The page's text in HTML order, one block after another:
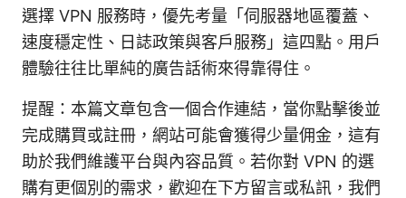
選擇 VPN 服務時，優先考量「伺服器地區覆蓋、
速度穩定性、日誌政策與客戶服務」這四點。用戶
體驗往往比單純的廣告話術來得靠得住。
提醒：本篇文章包含一個合作連結，當你點擊後並
完成購買或註冊，網站可能會獲得少量佣金，這有
助於我們維護平台與內容品質。若你對 VPN 的選
購有更個別的需求，歡迎在下方留言或私訊，我們